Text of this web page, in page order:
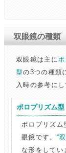
双眼鏡の種類
双眼鏡は主に
型の3つの種類
入時の参考にし
ポロプリズム型
ポロプリズム
眼鏡です。 “
な形をしてい